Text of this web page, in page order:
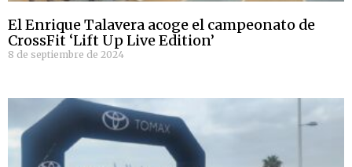
El Enrique Talavera acoge el campeonato de
CrossFit ‘Lift Up Live Edition’
8 de septiembre de 2024